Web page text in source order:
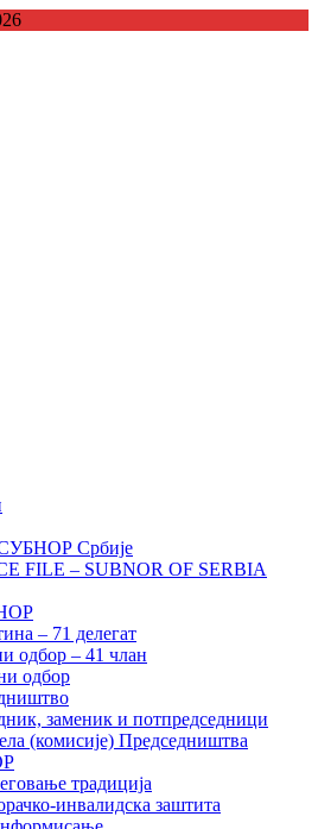
Србије
FILE – SUBNOR OF SERBIA
– 71 делегат
одбор – 41 члан
одбор
заменик и потпредседници
(комисије) Председништва
традиција
инвалидска заштита